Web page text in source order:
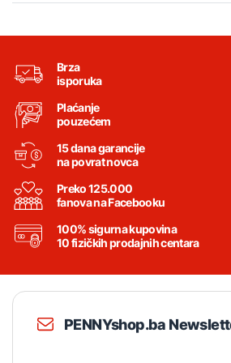
Brza
isporuka
Plaćanje
pouzećem
15 dana garancije
na povrat novca
Preko 125.000
fanova na Facebooku
100% sigurna kupovina
10 fizičkih prodajnih centara
PENNYshop.ba